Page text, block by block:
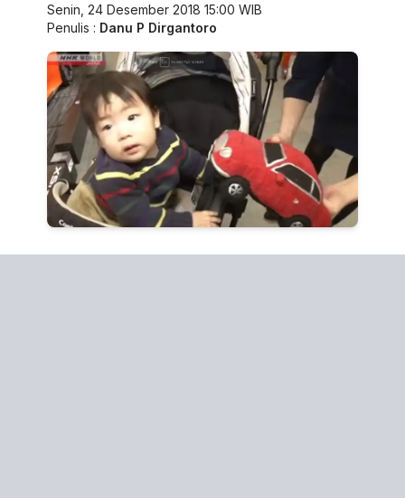
Senin, 24 Desember 2018 15:00 WIB
Penulis : Danu P Dirgantoro